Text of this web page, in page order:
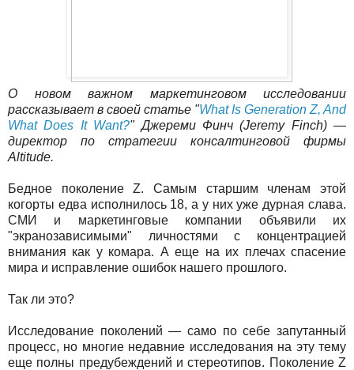
О новом важном маркетинговом исследовании
рассказывает в своей статье "What Is Generation Z, And
What Does It Want?" Джереми Финч (Jeremy Finch) —
директор по стратегии консалтинговой фирмы
Altitude.
Бедное поколение Z. Самым старшим членам этой
когорты едва исполнилось 18, а у них уже дурная слава.
СМИ и маркетинговые компании объявили их
"экранозависимыми" личностями с концентрацией
внимания как у комара. А еще на их плечах спасение
мира и исправление ошибок нашего прошлого.
Так ли это?
Исследование поколений — само по себе запутанный
процесс, но многие недавние исследования на эту тему
еще полны предубеждений и стереотипов. Поколение Z